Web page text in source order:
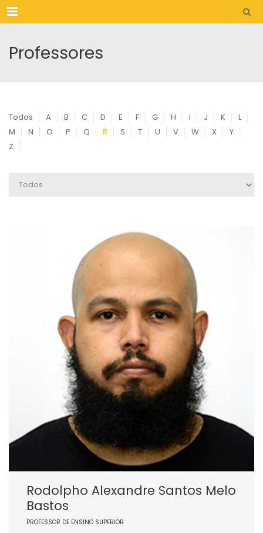
Menu
Professores
Todos A B C D E F G H I J K
L
M
N O P Q R S T U V W X
Y
Z
Rodolpho Alexandre Santos Melo
Bastos
PROFESSOR DE ENSINO SUPERIOR